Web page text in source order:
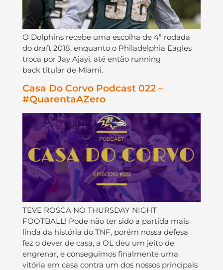
O Dolphins recebe uma escolha de 4ª rodada
do draft 2018, enquanto o Philadelphia Eagles
troca por Jay Ajayi, até então running
back titular de Miami.
Casa Do Corvo Podcast 022 –
#QuarentaAZero
TEVE ROSCA NO THURSDAY NIGHT
FOOTBALL! Pode não ter sido a partida mais
linda da história do TNF, porém nossa defesa
fez o dever de casa, a OL deu um jeito de
engrenar, e conseguimos finalmente uma
vitória em casa contra um dos nossos principais